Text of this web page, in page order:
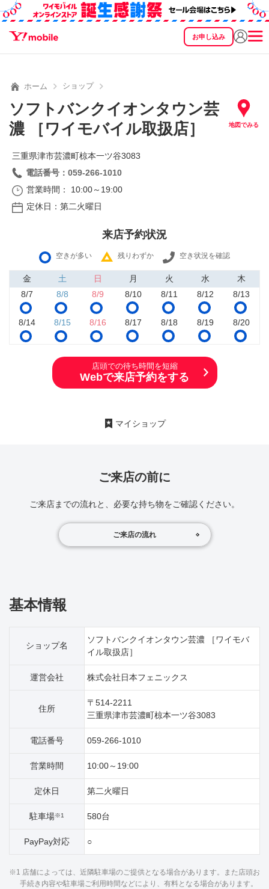
お申し込み
SEARCH
ホーム ショップ
ソフトバンクイオンタウン芸
濃 ［ワイモバイル取扱店］
地図でみる
三重県津市芸濃町椋本一ツ谷3083
電話番号：059-266-1010
営業時間： 10:00～19:00
定休日：第二火曜日
来店予約状況
空きが多い 残りわずか 空き状況を確認
金 土 日 月 火 水
木
8/7
8/8 8/9 8/10 8/11 8/12 8/13
8/14 8/15 8/16 8/17 8/18 8/19 8/20
店頭での待ち時間を短縮
Webで来店予約をする
マイショップ
ご来店の前に
ご来店までの流れと、必要な持ち物をご確認ください。
ご来店の流れ
基本情報
ショップ名
ソフトバンクイオンタウン芸濃 ［ワイモバ
イル取扱店］
運営会社 株式会社日本フェニックス
住所
〒514-2211
三重県津市芸濃町椋本一ツ谷3083
電話番号 059-266-1010
営業時間 10:00～19:00
定休日 第二火曜日
駐車場※1 580台
PayPay対応 ○
※1 店舗によっては、近隣駐車場のご提供となる場合があります。また店頭お
手続き内容や駐車場ご利用時間などにより、有料となる場合があります。